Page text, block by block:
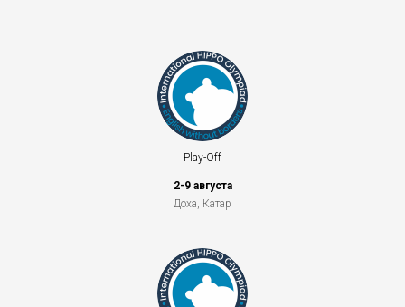
Play-Off
2-9 августа
Доха, Катар